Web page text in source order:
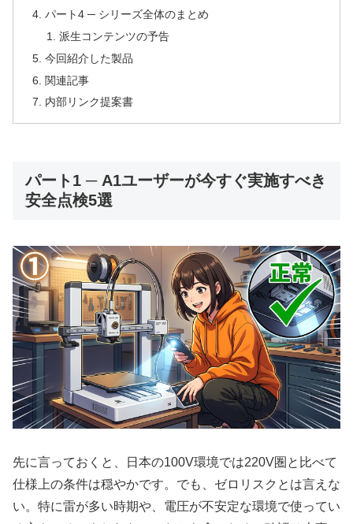
パート4 ─ シリーズ全体のまとめ
派生コンテンツの予告
今回紹介した製品
関連記事
内部リンク提案書
パート1 ─ A1ユーザーが今すぐ実施すべき
安全点検5選
先に言っておくと、日本の100V環境では220V圏と比べて
仕様上の条件は穏やかです。でも、ゼロリスクとは言えな
い。特に雷が多い時期や、電圧が不安定な環境で使ってい